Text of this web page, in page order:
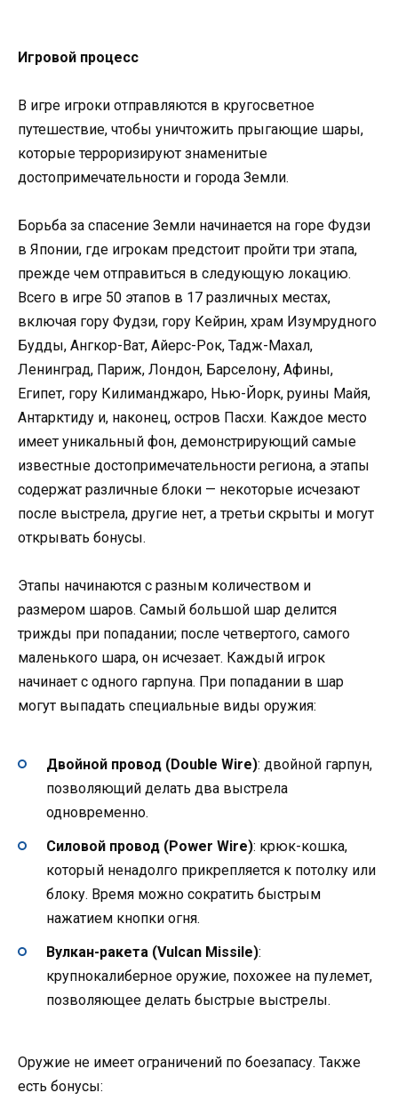
Игровой процесс
В игре игроки отправляются в кругосветное
путешествие, чтобы уничтожить прыгающие шары,
которые терроризируют знаменитые
достопримечательности и города Земли.
Борьба за спасение Земли начинается на горе Фудзи
в Японии, где игрокам предстоит пройти три этапа,
прежде чем отправиться в следующую локацию.
Всего в игре 50 этапов в 17 различных местах,
включая гору Фудзи, гору Кейрин, храм Изумрудного
Будды, Ангкор-Ват, Айерс-Рок, Тадж-Махал,
Ленинград, Париж, Лондон, Барселону, Афины,
Египет, гору Килиманджаро, Нью-Йорк, руины Майя,
Антарктиду и, наконец, остров Пасхи. Каждое место
имеет уникальный фон, демонстрирующий самые
известные достопримечательности региона, а этапы
содержат различные блоки — некоторые исчезают
после выстрела, другие нет, а третьи скрыты и могут
открывать бонусы.
Этапы начинаются с разным количеством и
размером шаров. Самый большой шар делится
трижды при попадании; после четвертого, самого
маленького шара, он исчезает. Каждый игрок
начинает с одного гарпуна. При попадании в шар
могут выпадать специальные виды оружия:
Двойной провод (Double Wire): двойной гарпун,
позволяющий делать два выстрела
одновременно.
Силовой провод (Power Wire): крюк-кошка,
который ненадолго прикрепляется к потолку или
блоку. Время можно сократить быстрым
нажатием кнопки огня.
Вулкан-ракета (Vulcan Missile):
крупнокалиберное оружие, похожее на пулемет,
позволяющее делать быстрые выстрелы.
Оружие не имеет ограничений по боезапасу. Также
есть бонусы: